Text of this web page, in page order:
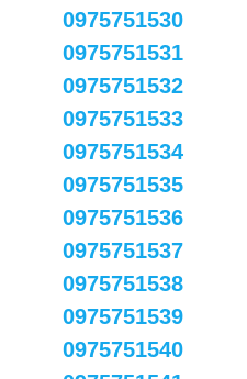
0975751530
0975751531
0975751532
0975751533
0975751534
0975751535
0975751536
0975751537
0975751538
0975751539
0975751540